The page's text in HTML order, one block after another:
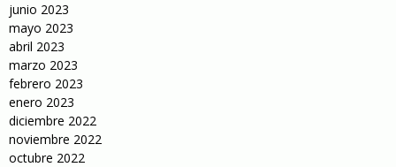
junio 2023
mayo 2023
abril 2023
marzo 2023
febrero 2023
enero 2023
diciembre 2022
noviembre 2022
octubre 2022